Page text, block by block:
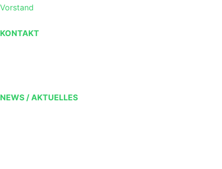
Vorstand
KONTAKT
NEWS / AKTUELLES